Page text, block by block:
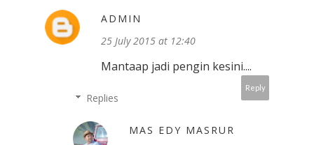
ADMIN
25 July 2015 at 12:40
Mantaap jadi pengin kesini....
Reply
Replies
MAS EDY MASRUR